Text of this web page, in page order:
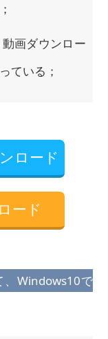
画ダウンロー
ている；
ロード
ード
、Windows10で